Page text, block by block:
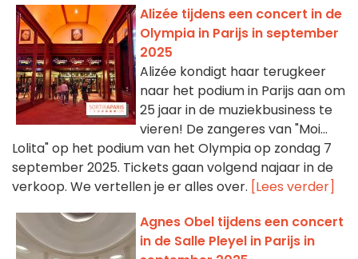
Alizée tijdens een concert in de
Olympia in Parijs in september
2025
Alizée kondigt haar terugkeer
naar het podium in Parijs aan om
25 jaar in de muziekbusiness te
vieren! De zangeres van "Moi...
Lolita" op het podium van het Olympia op zondag 7
september 2025. Tickets gaan volgend najaar in de
verkoop. We vertellen je er alles over. [Lees verder]
Agnes Obel tijdens een concert
in de Salle Pleyel in Parijs in